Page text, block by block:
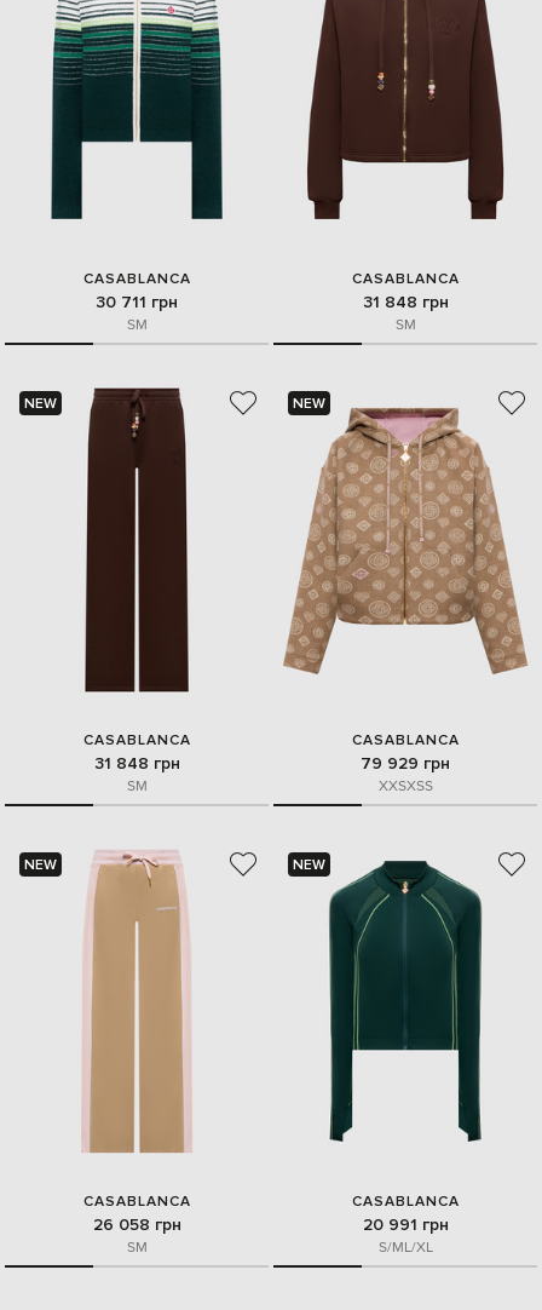
CASABLANCA
30 711 грн
SM
CASABLANCA
31 848 грн
SM
NEW
CASABLANCA
31 848 грн
SM
NEW
CASABLANCA
79 929 грн
XXSXSS
NEW
CASABLANCA
26 058 грн
SM
NEW
CASABLANCA
20 991 грн
S/ML/XL